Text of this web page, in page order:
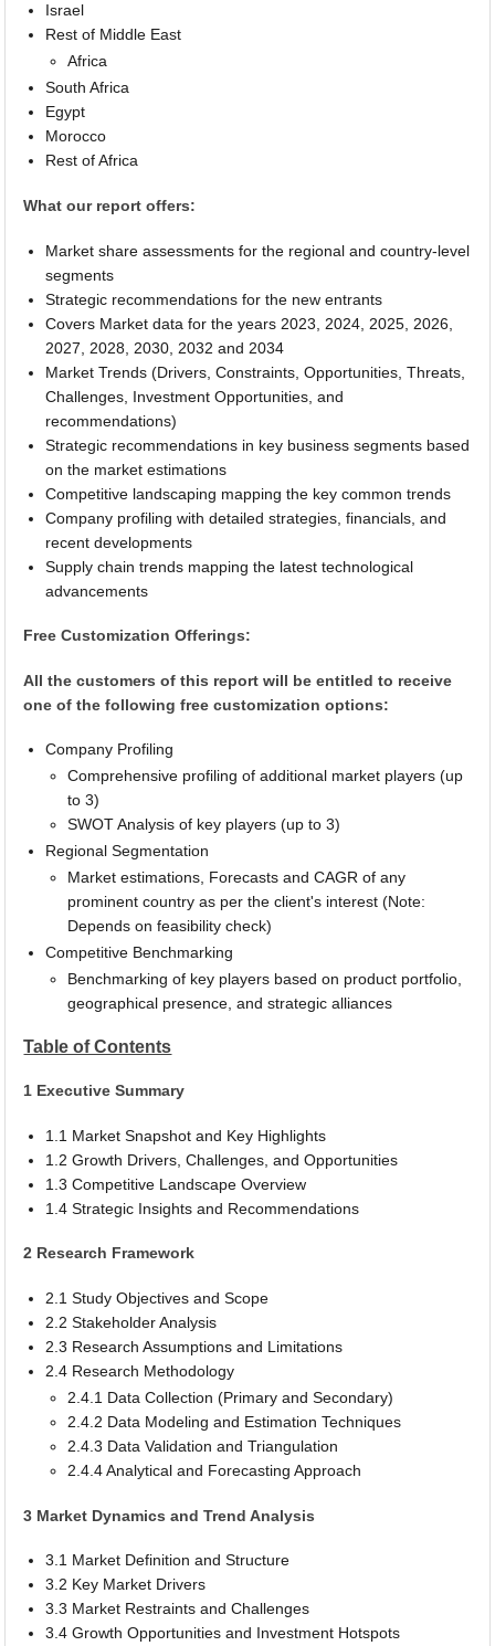
Israel
Rest of Middle East
Africa
South Africa
Egypt
Morocco
Rest of Africa
What our report offers:
Market share assessments for the regional and country-level
segments
Strategic recommendations for the new entrants
Covers Market data for the years 2023, 2024, 2025, 2026,
2027, 2028, 2030, 2032 and 2034
Market Trends (Drivers, Constraints, Opportunities, Threats,
Challenges, Investment Opportunities, and
recommendations)
Strategic recommendations in key business segments based
on the market estimations
Competitive landscaping mapping the key common trends
Company profiling with detailed strategies, financials, and
recent developments
Supply chain trends mapping the latest technological
advancements
Free Customization Offerings:
All the customers of this report will be entitled to receive
one of the following free customization options:
Company Profiling
Comprehensive profiling of additional market players (up
to 3)
SWOT Analysis of key players (up to 3)
Regional Segmentation
Market estimations, Forecasts and CAGR of any
prominent country as per the client's interest (Note:
Depends on feasibility check)
Competitive Benchmarking
Benchmarking of key players based on product portfolio,
geographical presence, and strategic alliances
Table of Contents
1 Executive Summary
1.1 Market Snapshot and Key Highlights
1.2 Growth Drivers, Challenges, and Opportunities
1.3 Competitive Landscape Overview
1.4 Strategic Insights and Recommendations
2 Research Framework
2.1 Study Objectives and Scope
2.2 Stakeholder Analysis
2.3 Research Assumptions and Limitations
2.4 Research Methodology
2.4.1 Data Collection (Primary and Secondary)
2.4.2 Data Modeling and Estimation Techniques
2.4.3 Data Validation and Triangulation
2.4.4 Analytical and Forecasting Approach
3 Market Dynamics and Trend Analysis
3.1 Market Definition and Structure
3.2 Key Market Drivers
3.3 Market Restraints and Challenges
3.4 Growth Opportunities and Investment Hotspots